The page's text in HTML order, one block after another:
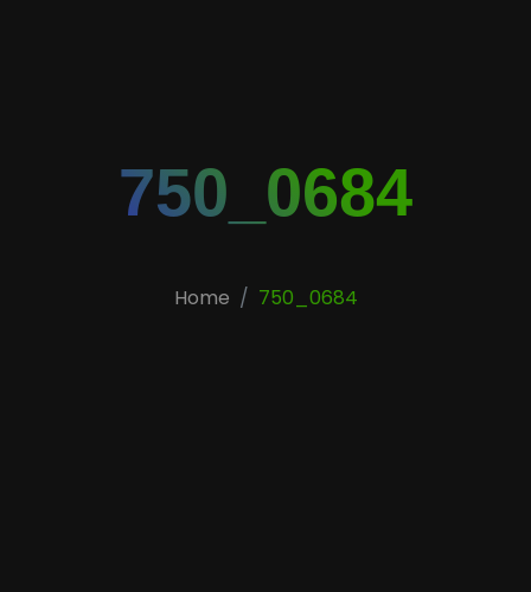
750_0684
Home 750_0684